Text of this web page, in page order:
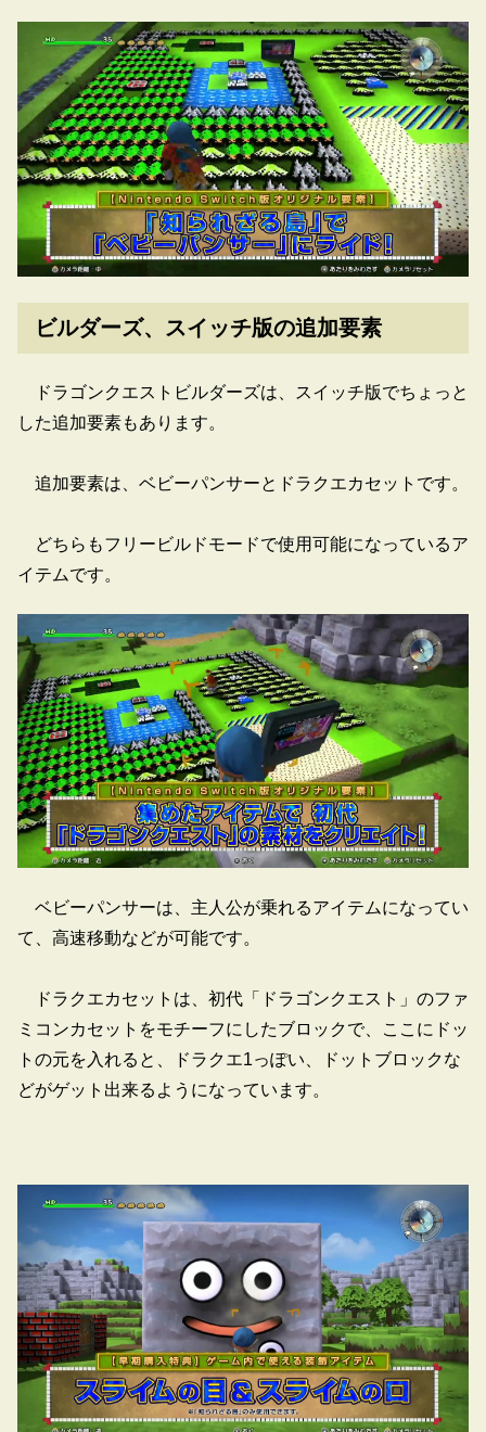
ビルダーズ、スイッチ版の追加要素
ドラゴンクエストビルダーズは、スイッチ版でちょっと
した追加要素もあります。
追加要素は、ベビーパンサーとドラクエカセットです。
どちらもフリービルドモードで使用可能になっているア
イテムです。
ベビーパンサーは、主人公が乗れるアイテムになってい
て、高速移動などが可能です。
ドラクエカセットは、初代「ドラゴンクエスト」のファ
ミコンカセットをモチーフにしたブロックで、ここにドッ
トの元を入れると、ドラクエ1っぽい、ドットブロックな
どがゲット出来るようになっています。